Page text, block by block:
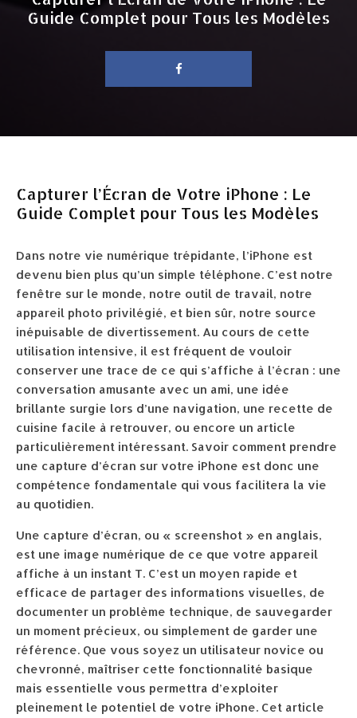
Guide Complet pour Tous les Modèles
Capturer l’Écran de Votre iPhone : Le
Guide Complet pour Tous les Modèles
Dans notre vie numérique trépidante, l’iPhone est
devenu bien plus qu’un simple téléphone. C’est notre
fenêtre sur le monde, notre outil de travail, notre
appareil photo privilégié, et bien sûr, notre source
inépuisable de divertissement. Au cours de cette
utilisation intensive, il est fréquent de vouloir
conserver une trace de ce qui s’affiche à l’écran : une
conversation amusante avec un ami, une idée
brillante surgie lors d’une navigation, une recette de
cuisine facile à retrouver, ou encore un article
particulièrement intéressant. Savoir comment prendre
une capture d’écran sur votre iPhone est donc une
compétence fondamentale qui vous facilitera la vie
au quotidien.
Une capture d’écran, ou « screenshot » en anglais,
est une image numérique de ce que votre appareil
affiche à un instant T. C’est un moyen rapide et
efficace de partager des informations visuelles, de
documenter un problème technique, de sauvegarder
un moment précieux, ou simplement de garder une
référence. Que vous soyez un utilisateur novice ou
chevronné, maîtriser cette fonctionnalité basique
mais essentielle vous permettra d’exploiter
pleinement le potentiel de votre iPhone. Cet article